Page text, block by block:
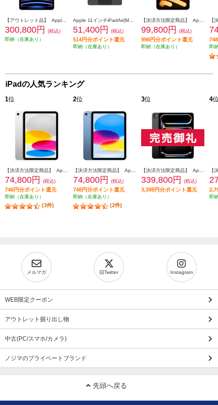
300,800円
(税込)
即納（在庫あり）
51,400円 (税込)
514円分ポイント還元
即納（在庫あり）
99,800円 (税込)
998円分ポイント還元
即納（在庫あり） 即
iPadの人気ランキング
1位
74,800円 (税込)
748円分ポイント還元
即納（在庫あり）
(3件)
2位
74,800円 (税込)
748円分ポイント還元
即納（在庫あり）
(2件)
3位
339,800円 (税込)
3,398円分ポイント還元
4
即
メルマガ 旧Twitter Instagram
WEB限定クーポン
アウトレット掘り出し物
中古(PC/スマホ/カメラ)
ノジマのプライベートブランド
先頭へ戻る